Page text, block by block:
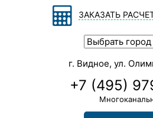
ЗАКАЗАТЬ
г. Видное, ул.
+7 (495)